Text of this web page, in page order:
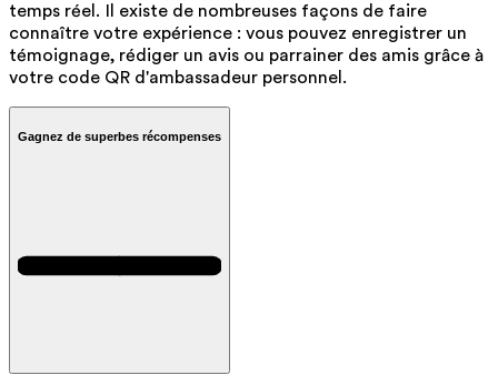
temps réel. Il existe de nombreuses façons de faire
connaître votre expérience : vous pouvez enregistrer un
témoignage, rédiger un avis ou parrainer des amis grâce à
votre code QR d'ambassadeur personnel.
Gagnez de superbes récompenses